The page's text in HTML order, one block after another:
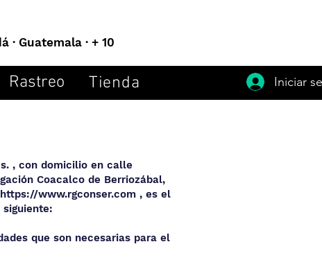
· Guatemala · + 10
Rastreo Tienda Iniciar
, con domicilio en calle
Coacalco de Berriozábal,
https://www.rgconser.com , es el
que son necesarias para el